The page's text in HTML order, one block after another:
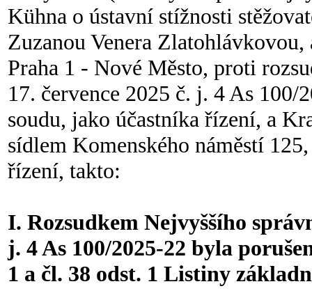
Kühna o ústavní stížnosti
Zuzanou Venera
Praha 1 - Nové Město, proti
17. července 2025 č. j. 4 As
soudu, jako účastníka řízení, a
sídlem Komenského náměstí
řízení, takto:
I. Rozsudkem Nejvyššího
j. 4 As 100/2025-22 byla
1 a čl. 38 odst. 1 Listiny